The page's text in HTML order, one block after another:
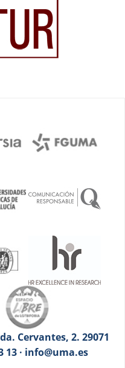
Cervantes, 2. 29071
13 · info@uma.es